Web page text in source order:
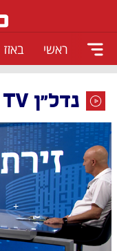
ראשי באזז
נדל"ן TV